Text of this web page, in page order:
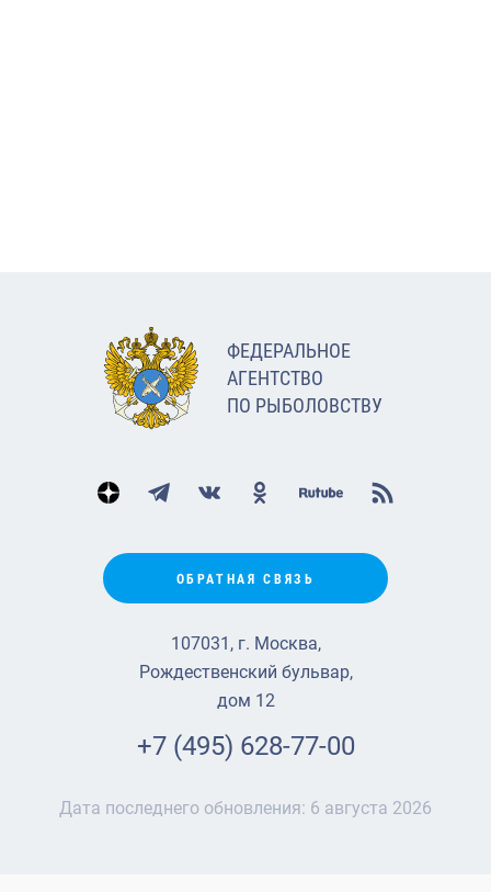
ФЕДЕРАЛЬНОЕ
АГЕНТСТВО
ПО РЫБОЛОВСТВУ
ОБРАТНАЯ СВЯЗЬ
107031, г. Москва,
Рождественский бульвар,
дом 12
+7 (495) 628-77-00
Дата последнего обновления: 6 августа 2026